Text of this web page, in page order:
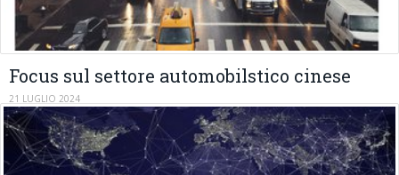
Focus sul settore automobilstico cinese
21 LUGLIO 2024